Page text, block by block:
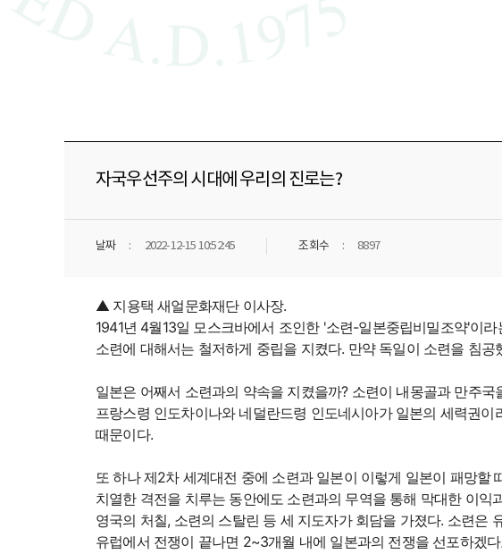
자국우선주의 시대에 우리의 진로는?
날짜 2022-12-15 10:52:45 조회수 8897
▲ 지용택 새얼문화재단 이사장.
1941년 4월13일 모스크바에서 조인한 '소련-일본중립비밀조약'이
소련에 대해서는 철저하게 중립을 지켰다. 만약 독일이 소련을 침
일본은 어째서 소련과의 약속을 지켰을까? 소련이 내몽골과 만주
프랑스령 인도차이나와 네덜란드령 인도네시아가 일본의 세력권
때문이다.
또 하나 제2차 세계대전 중에 소련과 일본이 이렇게 일본이 패망할
치열한 격전을 치루는 동안에도 소련과의 무역을 통해 막대한 이
영국의 처칠, 소련의 스탈린 등 세 지도자가 회담을 가졌다. 소련은
유럽에서 전쟁이 끝나면 2~3개월 내에 일본과의 전쟁을 선포하겠